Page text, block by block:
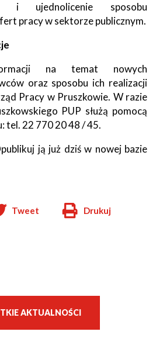
i ujednolicenie sposobu
pracy w sektorze publicznym.
na temat nowych
oraz sposobu ich realizacji
Pracy w Pruszkowie. W razie
PUP służą pomocą
tel. 22 770 20 48 / 45.
ją już dziś w nowej bazie
Tweet
Will
Drukuj
AKTUALNOŚCI